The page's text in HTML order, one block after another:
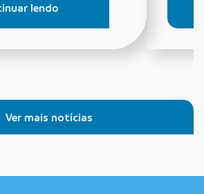
lendo
Ver mais notícias